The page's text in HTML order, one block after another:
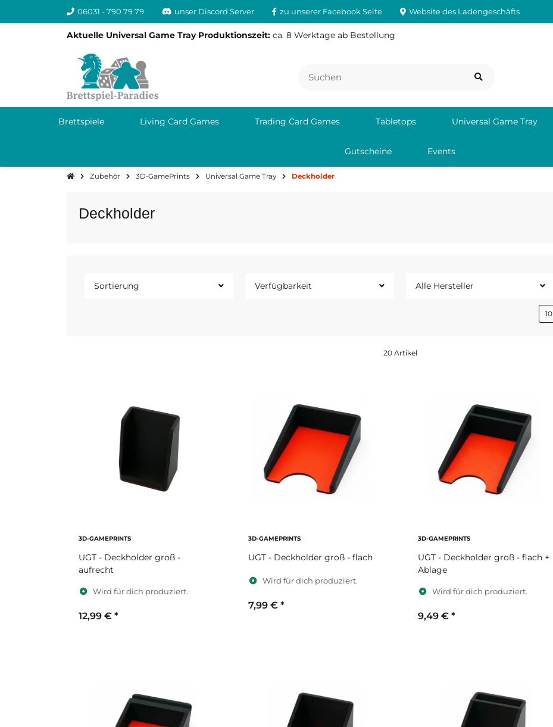
06031 - 790 79 79 unser Discord Server zu unserer Facebook Seite Website des Ladengeschäfts
Aktuelle Universal Game Tray Produktionszeit: ca. 8 Werktage ab Bestellung
Brettspiele Living Card Games Trading Card Games Tabletops Universal Game Tray
Gutscheine Events
Zubehör 3D-GamePrints Universal Game Tray Deckholder
Deckholder
Sortierung Verfügbarkeit Alle Hersteller
10
20 Artikel
3D-GAMEPRINTS
UGT - Deckholder groß -
aufrecht
Wird für dich produziert.
12,99 € *
3D-GAMEPRINTS
UGT - Deckholder groß - flach
Wird für dich produziert.
7,99 € *
3D-GAMEPRINTS
UGT - Deckholder groß - flach +
Ablage
Wird für dich produziert.
9,49 € *